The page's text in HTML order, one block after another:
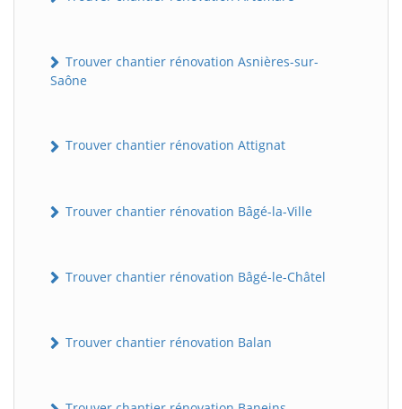
Trouver chantier rénovation Asnières-sur-
Saône
Trouver chantier rénovation Attignat
Trouver chantier rénovation Bâgé-la-Ville
Trouver chantier rénovation Bâgé-le-Châtel
Trouver chantier rénovation Balan